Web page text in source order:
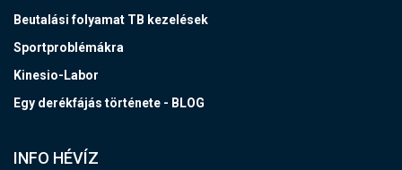
Beutalási folyamat TB kezelések
Sportproblémákra
Kinesio-Labor
Egy derékfájás története - BLOG
INFO HÉVÍZ